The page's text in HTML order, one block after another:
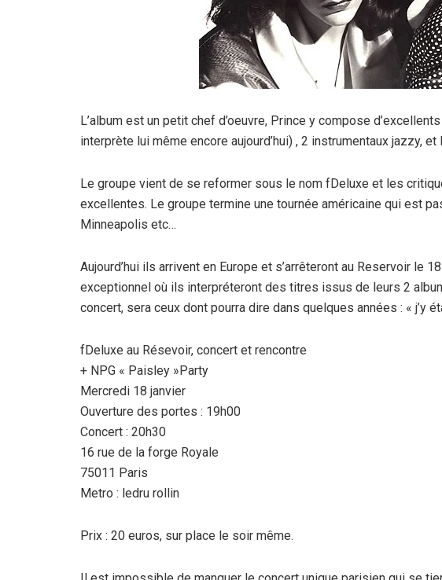
L’album est un petit chef d’oeuvre, Prince y compose
interprète lui même encore aujourd’hui) , 2 instrumentaux jazzy,
Le groupe vient de se reformer sous le nom fDeluxe et les
excellentes. Le groupe termine une tournée américaine qui est
Minneapolis etc…
Aujourd’hui ils arrivent en Europe et s’arrêteront au Reservoir le
exceptionnel où ils interpréteront des titres issus de leurs 2
concert, sera ceux dont pourra dire dans quelques années : « j’y
fDeluxe au Résevoir, concert et rencontre
+ NPG « Paisley »Party
Mercredi 18 janvier
Ouverture des portes : 19h00
Concert : 20h30
16 rue de la forge Royale
75011 Paris
Metro : ledru rollin
Prix : 20 euros, sur place le soir même.